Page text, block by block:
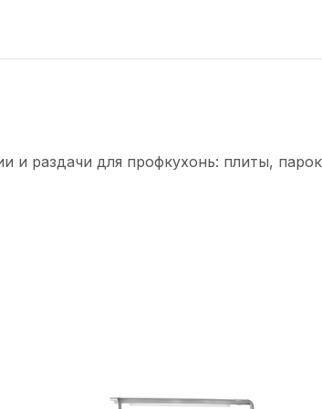
и раздачи для профкухонь: плиты,